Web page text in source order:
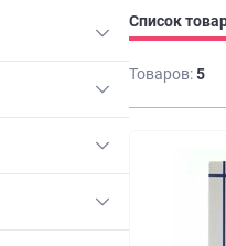
Список
Товаров:5